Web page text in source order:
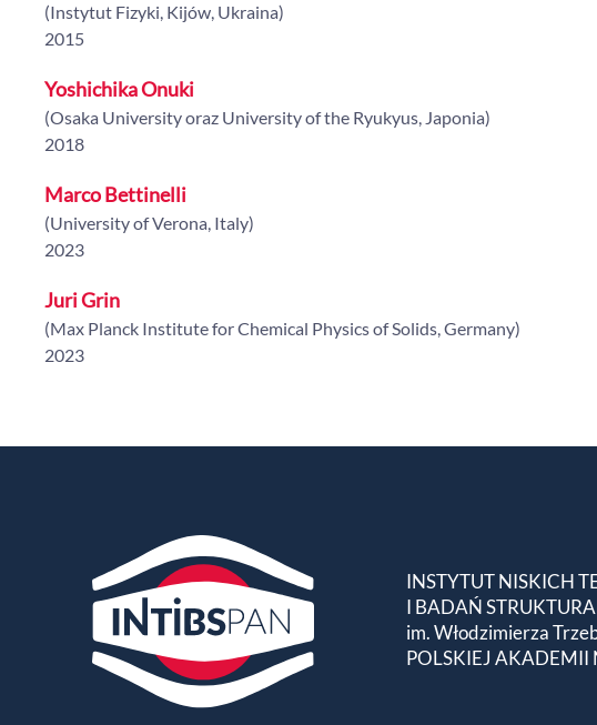
(Instytut Fizyki, Kijów, Ukraina)
2015
Yoshichika Onuki
(Osaka University oraz University of the Ryukyus, Japonia)
2018
Marco Bettinelli
(University of Verona, Italy)
2023
Juri Grin
(Max Planck Institute for Chemical Physics of Solids, Germany)
2023
INSTYTUT NISKICH
I BADAŃ
im. Włodzimierza
POLSKIEJ AKADEMII